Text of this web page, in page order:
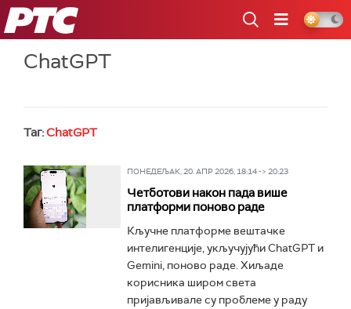
РТС
ChatGPT
Таг:ChatGPT
ПОНЕДЕЉАК, 20. АПР 2026, 18:14 -> 20:23
Четботови након пада више
платформи поново раде
Кључне платформе вештачке
интелигенције, укључујући ChatGPT и
Gemini, поново раде. Хиљаде
корисника широм света
пријављивале су проблеме у раду